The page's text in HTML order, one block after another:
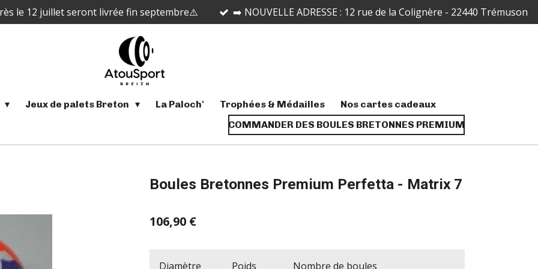
le 12 juillet seront livrée fin septembre⚠️ ➡️ NOUVELLE ADRESSE : 12 rue de la Colignère - 22440 Trémuson
Jeux de palets Breton La Paloch' Trophées & Médailles
Nos cartes cadeaux
COMMANDER DES BOULES BRETONNES PREMIUM
Boules Bretonnes Premium Perfetta - Matrix 7
106,90 €
Diamètre Poids Nombre de boules